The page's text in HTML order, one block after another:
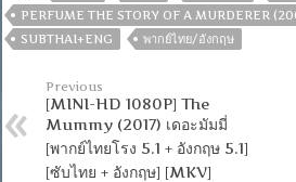
PERFUME THE STORY OF A MURDERER
SUBTHAI+ENG
พากย์ไทย/อังกฤษ
Previous
[MINI-HD 1080P] The
Mummy (2017) เดอะมัมมี่
[พากย์ไทยโรง 5.1 + อังกฤษ 5.1]
[ซับไทย + อังกฤษ] [MKV]